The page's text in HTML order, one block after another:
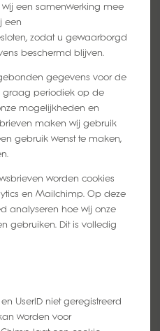
een samenwerking mee
een
zodat u gewaarborgd
beschermd blijven.
gegevens voor de
graag periodiek op de
mogelijkheden en
maken wij gebruik
gebruik wenst te maken,
worden cookies
en Mailchimp. Op deze
analyseren hoe wij onze
gebruiken. Dit is volledig
UserID niet geregistreerd
worden voor